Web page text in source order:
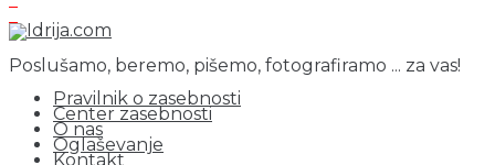
Poslušamo, beremo, pišemo, fotografiramo ... za vas!
Pravilnik o zasebnosti
Center zasebnosti
O nas
Oglaševanje
Kontakt